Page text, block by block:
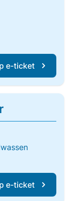
e-ticket
e-ticket